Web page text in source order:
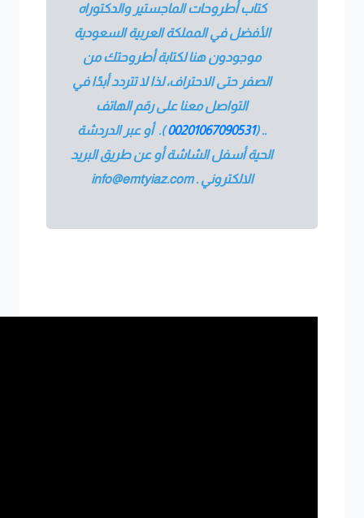
كتاب أطروحات الماجستير والدكتوراه
الأفضل في المملكة العربية السعودية
موجودون هنا لكتابة أطروحتك من
الصفر حتى الاحتراف، لذا لا تتردد أبدًا في
التواصل معنا على رقم الهاتف
.. (
00201067090531
). أو عبر الدردشة
الحية أسفل الشاشة أو عن طريق البريد
الالكتروني.
info@emtyiaz.com